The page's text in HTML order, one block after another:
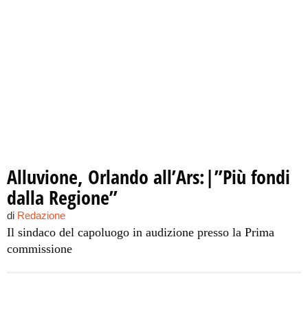
Alluvione, Orlando all’Ars:|”Più fondi
dalla Regione”
di Redazione
Il sindaco del capoluogo in audizione presso la Prima
commissione